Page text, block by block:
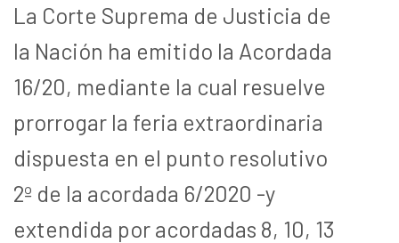
La Corte Suprema de Justicia de
la Nación ha emitido la Acordada
16/20, mediante la cual resuelve
prorrogar la feria extraordinaria
dispuesta en el punto resolutivo
2º de la acordada 6/2020 -y
extendida por acordadas 8, 10, 13